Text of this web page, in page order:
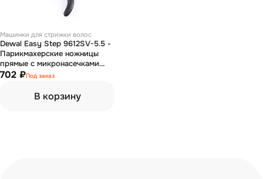
Машинки для стрижки волос
Dewal Easy Step 9612SV-5.5 -
Парикмахерские ножницы
прямые с микронасечками
5,5"
702 ₽Под заказ
В корзину